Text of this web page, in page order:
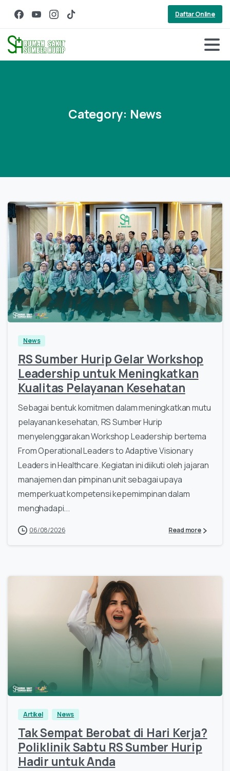
Daftar Online
Category: News
News
RS Sumber Hurip Gelar Workshop
Leadership untuk Meningkatkan
Kualitas Pelayanan Kesehatan
Sebagai bentuk komitmen dalam meningkatkan mutu
pelayanan kesehatan, RS Sumber Hurip
menyelenggarakan Workshop Leadership bertema
From Operational Leaders to Adaptive Visionary
Leaders in Healthcare. Kegiatan ini diikuti oleh jajaran
manajemen dan pimpinan unit sebagai upaya
memperkuat kompetensi kepemimpinan dalam
menghadapi...
06/08/2026 Read more
Artikel News
Tak Sempat Berobat di Hari Kerja?
Poliklinik Sabtu RS Sumber Hurip
Hadir untuk Anda